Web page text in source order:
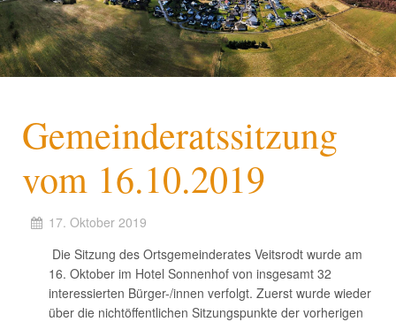
Gemeinderatssitzung
vom 16.10.2019
17. Oktober 2019
Die Sitzung des Ortsgemeinderates Veitsrodt wurde am
16. Oktober im Hotel Sonnenhof von insgesamt 32
interessierten Bürger-/innen verfolgt. Zuerst wurde wieder
über die nichtöffentlichen Sitzungspunkte der vorherigen